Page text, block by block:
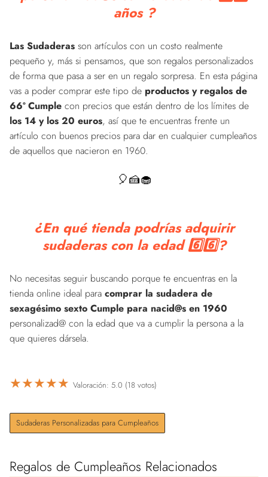
años ?
Las Sudaderas son artículos con un costo realmente
pequeño y, más si pensamos, que son regalos personalizados
de forma que pasa a ser en un regalo sorpresa. En esta página
vas a poder comprar este tipo de productos y regalos de
66º Cumple con precios que están dentro de los límites de
los 14 y los 20 euros, así que te encuentras frente un
artículo con buenos precios para dar en cualquier cumpleaños
de aquellos que nacieron en 1960.
🎈🍰🧁
¿En qué tienda podrías adquirir
sudaderas con la edad 6️⃣6️⃣?
No necesitas seguir buscando porque te encuentras en la
tienda online ideal para comprar la sudadera de
sexagésimo sexto Cumple para nacid@s en 1960
personalizad@ con la edad que va a cumplir la persona a la
que quieres dársela.
★★★★★ Valoración: 5.0 (18 votos)
Sudaderas Personalizadas para Cumpleaños
Regalos de Cumpleaños Relacionados